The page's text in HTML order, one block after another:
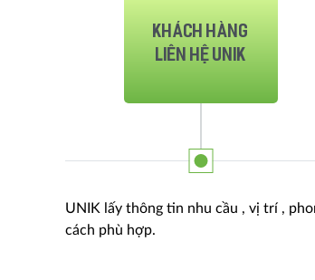
Khách hàng
liên hệ UNIK
UNIK lấy thông tin nhu cầu , vị trí ,
cách phù hợp.